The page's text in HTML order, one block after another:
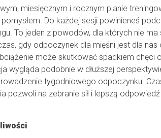
miesięcznym i rocznym planie
Do każdej sesji powinieneś
To jeden z powodów, dla których nie ma
gdy odpoczynek dla mięśni jest dla nas
może skutkować spadkiem chęci
wygląda podobnie w dłuższej
tygodniowego odpoczynku.
pozwoli na zebranie sił i lepszą